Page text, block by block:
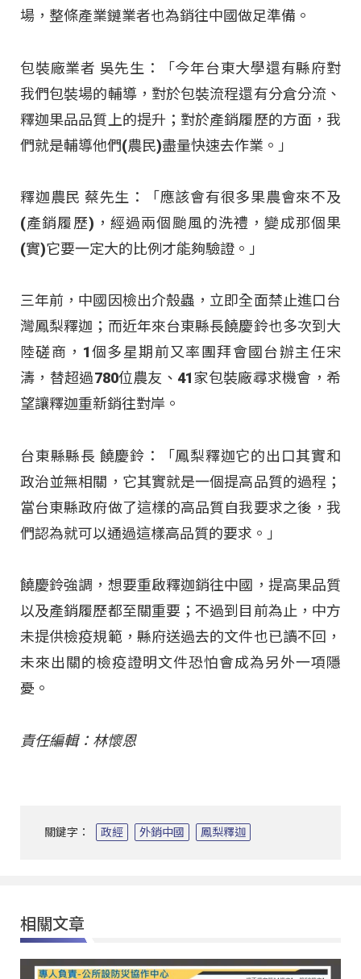
場，整條產業鏈業者也為銷往中國做足準備。
包裝廠業者 吳先生：「今年台東大學還有縣府對
我們包裝場的輔導，對於包裝流程還有分倉分流、
釋迦果品品質上的提升；對於產銷履歷的方面，我
們就是輔導他們(農民)盡量快速去作業。」
釋迦農民 蔡先生：「應該會有很多果農會來不及
(產銷履歷)，經過兩個颱風的洗禮，變成那個果
(實)它要一定大的比例才能夠驗證。」
三年前，中國因檢出介殼蟲，立即全面禁止進口台
灣鳳梨釋迦；而近年來台東縣長饒慶鈴也多次到大
陸磋商，1個多星期前又率團拜會國台辦主任宋
濤，替超過780位農友、41家包裝廠尋求機會，希
望讓釋迦重新銷往對岸。
台東縣縣長 饒慶鈴：「鳳梨釋迦它的出口其實和
政治並無相關，它其實就是一個提高品質的過程；
當台東縣政府做了這樣的高品質自我要求之後，我
們認為就可以通過這樣高品質的要求。」
饒慶鈴強調，想要重啟釋迦銷往中國，提高果品質
以及產銷履歷都至關重要；不過到目前為止，中方
未提供檢疫規範，縣府送過去的文件也已讀不回，
未來出關的檢疫證明文件恐怕會成為另外一項隱
憂。
責任編輯：林懷恩
關鍵字： 政經 外銷中國 鳳梨釋迦
相關文章